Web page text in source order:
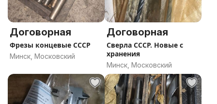
Договорная
Фрезы концевые СССР
Минск, Московский
Договорная
Сверла СССР. Новые с
хранения
Минск, Московский